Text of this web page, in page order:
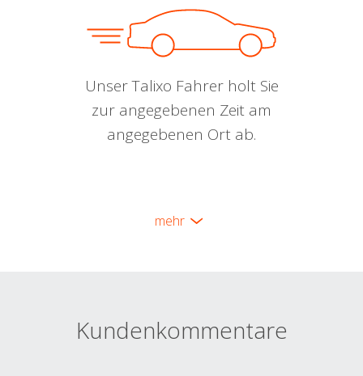
Unser Talixo Fahrer holt Sie
zur angegebenen Zeit am
angegebenen Ort ab.
mehr
Kundenkommentare